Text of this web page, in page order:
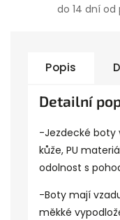
do 14 dní
Popis
Detailní
-Jezdecké boty
kůže, PU
odolnost s
-Boty mají
měkké